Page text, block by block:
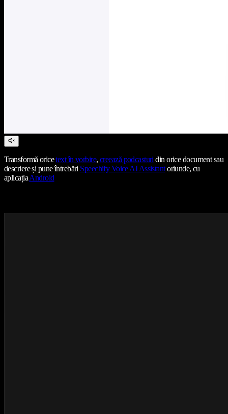
Transformă oricetext în vorbire, creează podcasturidin orice document sau
descriere și pune întrebări Speechify Voice AI Assistantoriunde, cu
aplicațiaAndroid